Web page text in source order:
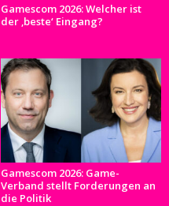
Gamescom 2026: Welcher ist
der ‚beste‘ Eingang?
Gamescom 2026: Game-
Verband stellt Forderungen an
die Politik